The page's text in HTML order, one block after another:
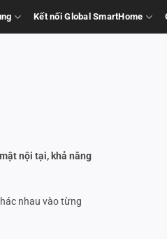
Kết nối Global SmartHome
nội tại, khả năng
nhau vào từng